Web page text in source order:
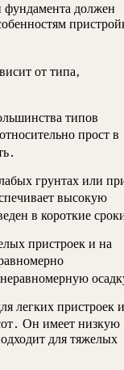
фундамента должен
от типа‚
типов
прост в
грунтах или
высокую
в короткие
пристроек и на
легких пристроек
Он имеет низкую
для тяжелых